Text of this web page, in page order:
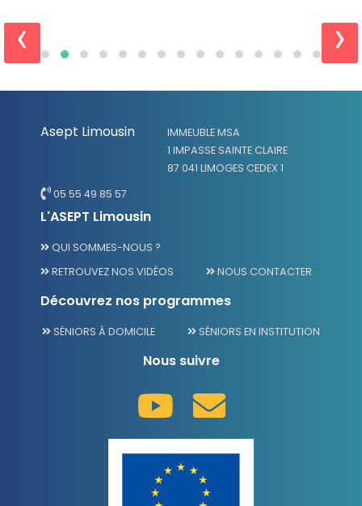
‹ ›
Asept Limousin
IMMEUBLE MSA
1 IMPASSE SAINTE CLAIRE
87 041 LIMOGES CEDEX 1
05 55 49 85 57
L'ASEPT Limousin
QUI SOMMES-NOUS ?
RETROUVEZ NOS VIDÉOS
NOUS CONTACTER
Découvrez nos programmes
SÉNIORS À DOMICILE SÉNIORS EN INSTITUTION
Nous suivre